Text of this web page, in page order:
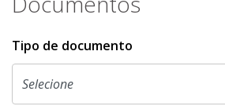
Tipo de documento